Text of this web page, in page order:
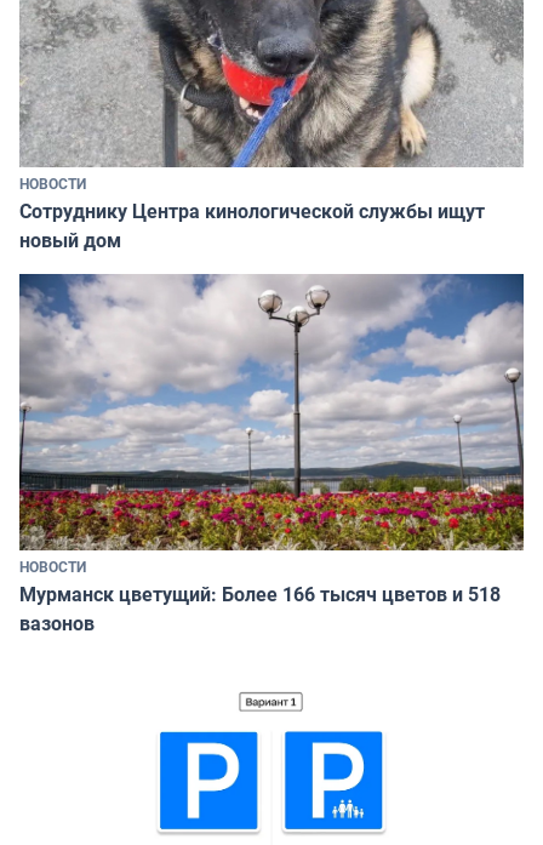
НОВОСТИ
Сотруднику Центра кинологической службы ищут
новый дом
НОВОСТИ
Мурманск цветущий: Более 166 тысяч цветов и 518
вазонов